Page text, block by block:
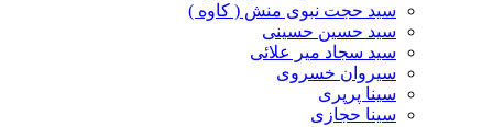
سید حجت نبوی منش ( کاوه )
سید حسین حسینى
سید سجاد میر علائی
سیروان خسروی
سینا پرپری
سینا حجازی